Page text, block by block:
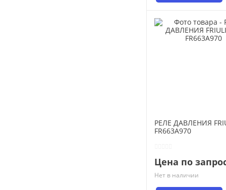
РЕЛЕ ДАВЛЕНИЯ
FR663A970
Цена по
Нет в наличии